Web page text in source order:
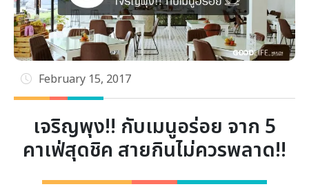
February 15, 2017
เจริญพุง!! กับเมนูอร่อย จาก 5
คาเฟ่สุดชิค สายกินไม่ควรพลาด!!